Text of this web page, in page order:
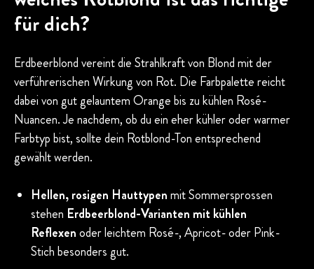
für dich?
Erdbeerblond vereint die Strahlkraft von Blond mit der
verführerischen Wirkung von Rot. Die Farbpalette reicht
dabei von gut gelauntem Orange bis zu kühlen Rosé-
Nuancen. Je nachdem, ob du ein eher kühler oder warmer
Farbtyp bist, sollte dein Rotblond-Ton entsprechend
gewählt werden.
Hellen, rosigen Hauttypenmit Sommersprossen
stehen Erdbeerblond-Varianten mit kühlen
Reflexenoder leichtem Rosé-, Apricot- oder Pink-
Stich besonders gut.